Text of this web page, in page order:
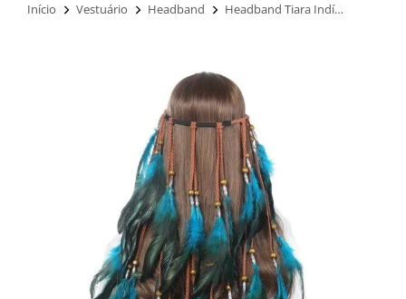
Você está aqui:
Início Vestuário Headband Headband Tiara Indí…